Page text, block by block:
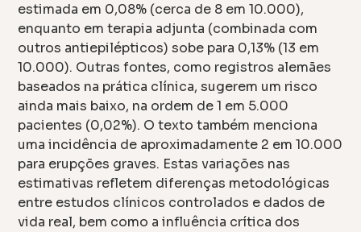
estimada em 0,08% (cerca de 8 em 10.000),
enquanto em terapia adjunta (combinada com
outros antiepilépticos) sobe para 0,13% (13 em
10.000). Outras fontes, como registros alemães
baseados na prática clínica, sugerem um risco
ainda mais baixo, na ordem de 1 em 5.000
pacientes (0,02%). O texto também menciona
uma incidência de aproximadamente 2 em 10.000
para erupções graves. Estas variações nas
estimativas refletem diferenças metodológicas
entre estudos clínicos controlados e dados de
vida real, bem como a influência crítica dos